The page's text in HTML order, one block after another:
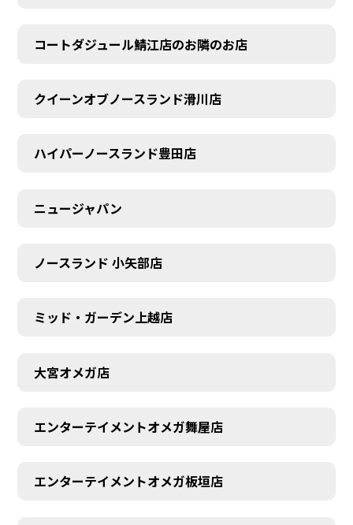
コートダジュール鯖江店のお隣のお店
クイーンオブノースランド滑川店
ハイパーノースランド豊田店
ニュージャパン
ノースランド 小矢部店
ミッド・ガーデン上越店
大宮オメガ店
エンターテイメントオメガ舞屋店
エンターテイメントオメガ板垣店